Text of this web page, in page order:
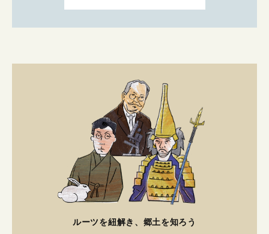
ルーツを紐解き、郷土を知ろう